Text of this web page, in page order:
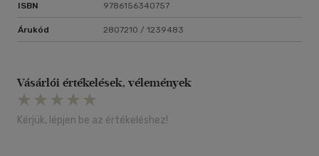
ISBN 9786156340757
Árukód 2807210 / 1239483
Vásárlói értékelések, vélemények
Kérjük, lépjen be az értékeléshez!